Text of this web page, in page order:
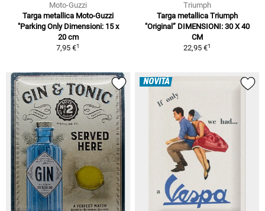
Moto-Guzzi
Targa metallica Moto-Guzzi
"Parking Only Dimensioni: 15 x
20 cm
7,95 €1
Triumph
Targa metallica Triumph
"Original” DIMENSIONI: 30 X 40
CM
22,95 €1
NOVITÀ